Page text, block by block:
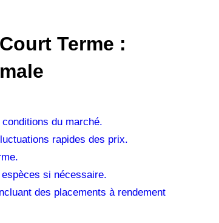
Terme :
du marché.
rapides des prix.
si nécessaire.
des placements à rendement